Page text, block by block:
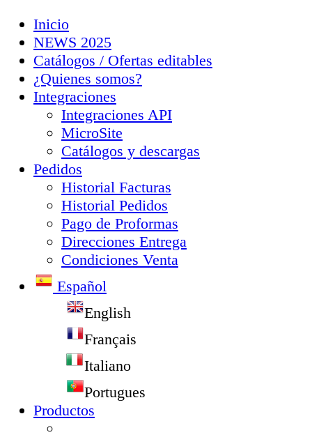
Inicio
NEWS 2025
Catálogos / Ofertas editables
¿Quienes somos?
Integraciones
Integraciones API
MicroSite
Catálogos y descargas
Pedidos
Historial Facturas
Historial Pedidos
Pago de Proformas
Direcciones Entrega
Condiciones Venta
Español
English
Français
Italiano
Portugues
Productos